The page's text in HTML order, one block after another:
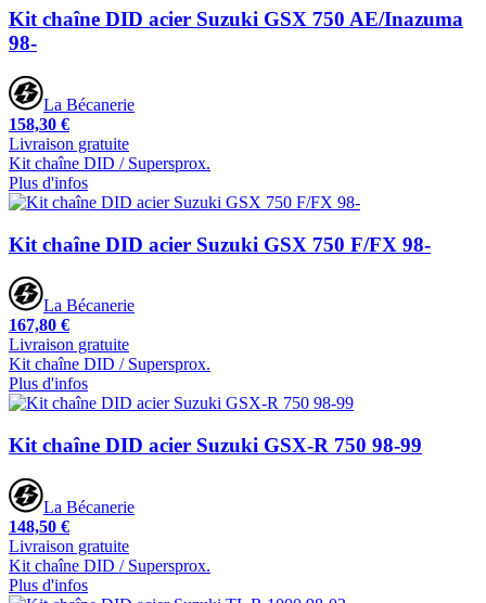
Kit chaîne DID acier Suzuki GSX 750 AE/Inazuma
98-
La Bécanerie
158,30 €
Livraison gratuite
Kit chaîne DID / Supersprox.
Plus d'infos
Kit chaîne DID acier Suzuki GSX 750 F/FX 98-
La Bécanerie
167,80 €
Livraison gratuite
Kit chaîne DID / Supersprox.
Plus d'infos
Kit chaîne DID acier Suzuki GSX-R 750 98-99
La Bécanerie
148,50 €
Livraison gratuite
Kit chaîne DID / Supersprox.
Plus d'infos